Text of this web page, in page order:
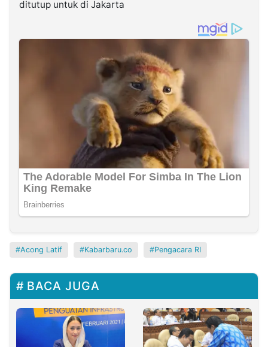
ditutup untuk di Jakarta
Acong Latif Kabarbaru.co Pengacara RI
BACA JUGA